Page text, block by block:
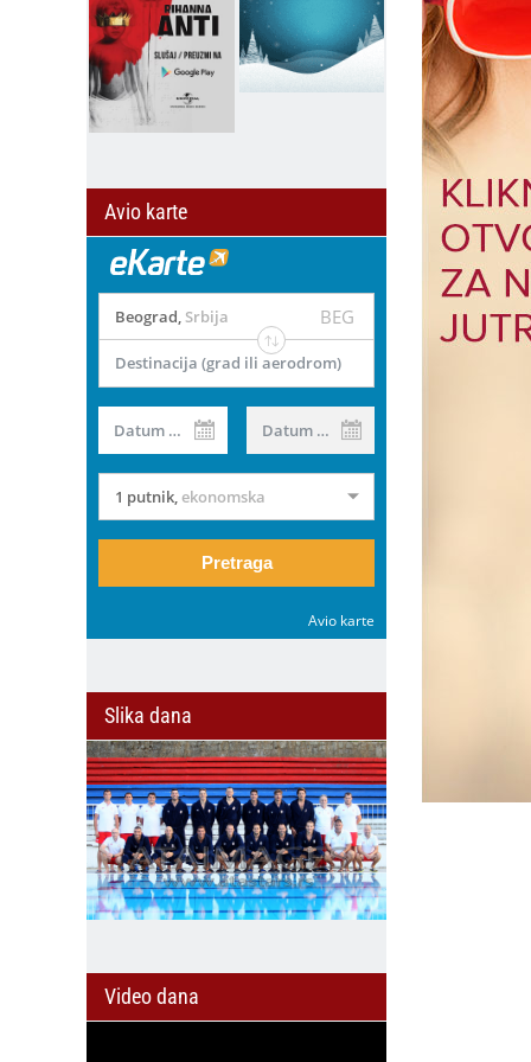
Avio karte
Beograd, Srbija BEG
Destinacija (grad ili aerodrom)
Datum od Datum do
1 putnik,ekonomska
Pretraga
Avio karte
Slika dana
Video dana